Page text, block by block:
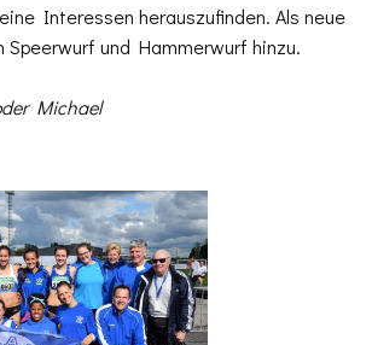
Interessen herauszufinden. Als neue
Speerwurf und Hammerwurf hinzu.
Michael